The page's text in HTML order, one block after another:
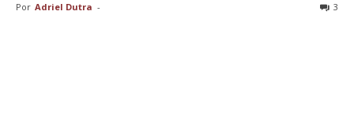
Por Adriel Dutra - 3